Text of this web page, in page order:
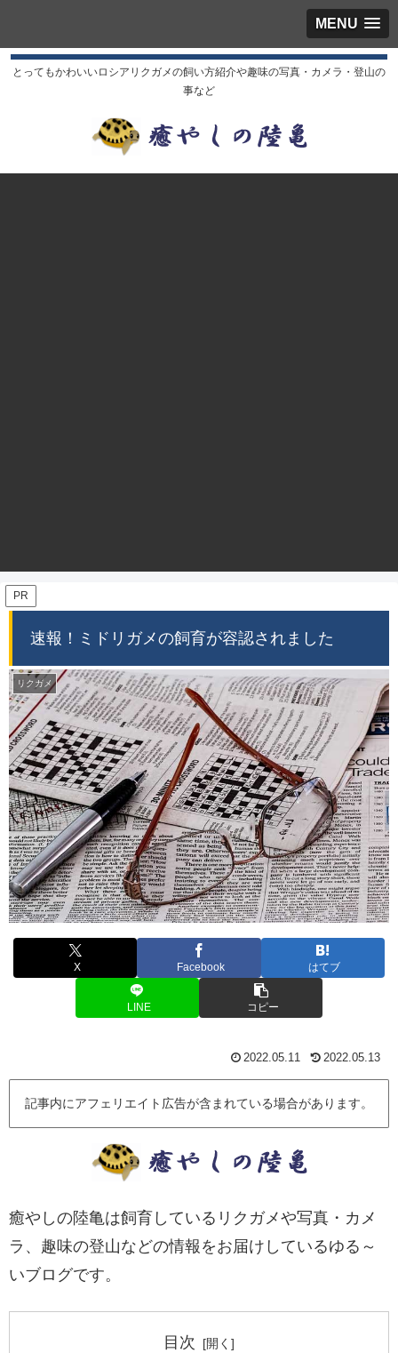
MENU
とってもかわいいロシアリクガメの飼い方紹介や趣味の写真・カメラ・登山の
事など
PR
速報！ミドリガメの飼育が容認されました
リクガメ
X Facebook はてブ
LINE コピー
2022.05.11 2022.05.13
記事内にアフェリエイト広告が含まれている場合があります。
癒やしの陸亀は飼育しているリクガメや写真・カメ
ラ、趣味の登山などの情報をお届けしているゆる～
いブログです。
目次